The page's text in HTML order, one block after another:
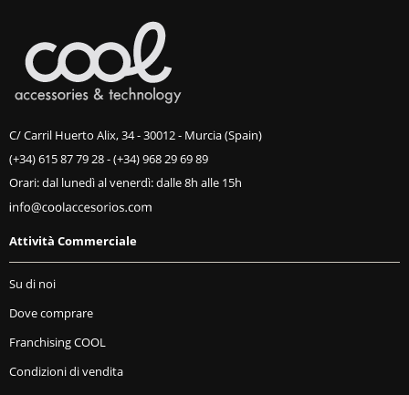
C/ Carril Huerto Alix, 34 - 30012 - Murcia (Spain)
(+34) 615 87 79 28-(+34) 968 29 69 89
Orari: dal lunedì al venerdì: dalle 8h alle 15h
Attività Commerciale
Su di noi
Dove comprare
Franchising COOL
Condizioni di vendita